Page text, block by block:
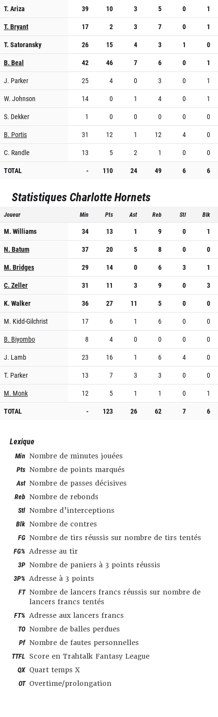
T. Ariza
39 10 3 5 0
1
T. Bryant
17 2 3 7 0
1
T. Satoransky
26 15 4 3 1
0
B. Beal
42 46 7 6 0
1
J. Parker
25 4 0 3 0
1
W. Johnson
14 0 1 4 0
1
S. Dekker
1 0 0 0 0
0
B. Portis
31 12 1 12 4
0
C. Randle
13 5 2 1 0
0
TOTAL
- 110 24 49 6 6
Statistiques Charlotte Hornets
Joueur Min Pts Ast Reb Stl Blk
M. Williams 34 13 1 9 0
1
N. Batum
37 20 5 8 0
0
M. Bridges
29 14 0 6 3
1
C. Zeller
31 11 3 9 0
3
K. Walker
36 27 11 5 0
0
M. Kidd-Gilchrist
17 6 1 6 0
0
B. Biyombo
8 4 0 0 0
0
J. Lamb
23 16 1 6 4
0
T. Parker
13 7 3 3 0
0
M. Monk
12 5 1 1 0
1
TOTAL
- 123 26 62 7 6
Lexique
Min Nombre de minutes jouées
Pts Nombre de points marqués
Ast Nombre de passes décisives
Reb Nombre de rebonds
Stl Nombre d’interceptions
Blk Nombre de contres
FG Nombre de tirs réussis sur nombre de tirs tentés
FG% Adresse au tir
3P Nombre de paniers à 3 points réussis
3P% Adresse à 3 points
FT Nombre de lancers francs réussis sur nombre de
lancers francs tentés
FT% Adresse aux lancers francs
TO Nombre de balles perdues
Pf Nombre de fautes personnelles
TTFL Score en Trahtalk Fantasy League
QX Quart temps X
OT Overtime/prolongation